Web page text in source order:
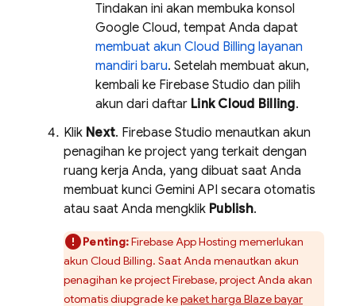
Tindakan ini akan membuka konsol
Google Cloud, tempat Anda dapat
membuat akun Cloud Billing layanan
mandiri baru. Setelah membuat akun,
kembali ke Firebase Studio dan pilih
akun dari daftar Link Cloud Billing.
Klik Next. Firebase Studio menautkan akun
penagihan ke project yang terkait dengan
ruang kerja Anda, yang dibuat saat Anda
membuat kunci Gemini API secara otomatis
atau saat Anda mengklik Publish.
Penting:Firebase App Hosting memerlukan
akun Cloud Billing. Saat Anda menautkan akun
penagihan ke project Firebase, project Anda akan
otomatis diupgrade kepaket harga Blaze bayar